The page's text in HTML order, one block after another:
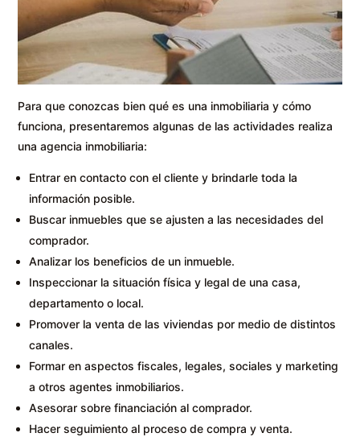
Para que conozcas bien qué es una inmobiliaria y cómo
funciona, presentaremos algunas de las actividades realiza
una agencia inmobiliaria:
Entrar en contacto con el cliente y brindarle toda la
información posible.
Buscar inmuebles que se ajusten a las necesidades del
comprador.
Analizar los beneficios de un inmueble.
Inspeccionar la situación física y legal de una casa,
departamento o local.
Promover la venta de las viviendas por medio de distintos
canales.
Formar en aspectos fiscales, legales, sociales y marketing
a otros agentes inmobiliarios.
Asesorar sobre financiación al comprador.
Hacer seguimiento al proceso de compra y venta.